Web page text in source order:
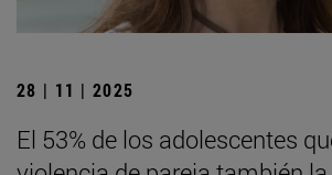
28 | 11 | 2025
El 53% de los adolescentes